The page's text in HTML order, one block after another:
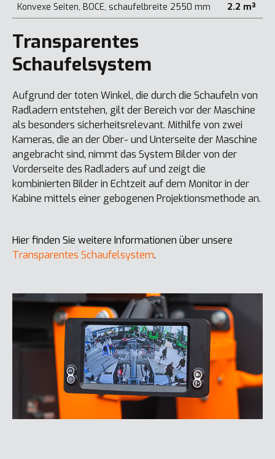
Konvexe Seiten, BOCE, schaufelbreite 2550 mm
2.2 m³
Transparentes
Schaufelsystem
Aufgrund der toten Winkel, die durch die Schaufeln von
Radladern entstehen, gilt der Bereich vor der Maschine
als besonders sicherheitsrelevant. Mithilfe von zwei
Kameras, die an der Ober- und Unterseite der Maschine
angebracht sind, nimmt das System Bilder von der
Vorderseite des Radladers auf und zeigt die
kombinierten Bilder in Echtzeit auf dem Monitor in der
Kabine mittels einer gebogenen Projektionsmethode an.
Hier finden Sie weitere Informationen über unsere
Transparentes Schaufelsystem.